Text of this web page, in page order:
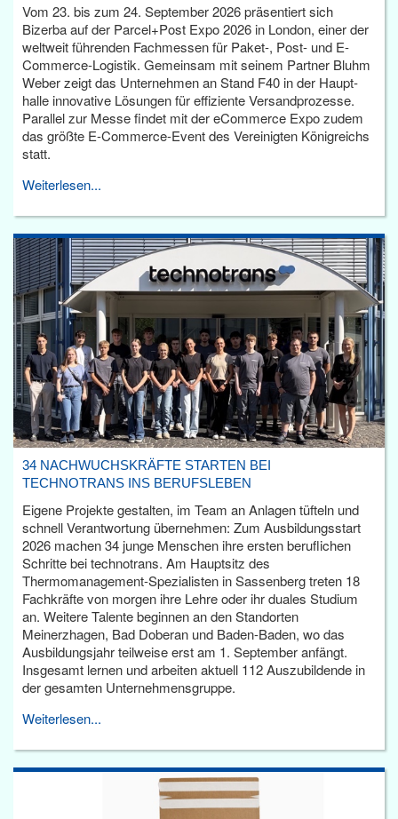
Vom 23. bis zum 24. September 2026 präsentiert sich
Bizerba auf der Parcel+Post Expo 2026 in London, einer der
weltweit führenden Fachmessen für Paket-, Post- und E-
Commerce-Logistik. Gemeinsam mit seinem Partner Bluhm
Weber zeigt das Unternehmen an Stand F40 in der Haupt­
halle innovative Lösungen für effiziente Versandprozesse.
Parallel zur Messe findet mit der eCommerce Expo zudem
das größte E-Commerce-Event des Vereinigten Königreichs
statt.
Weiterlesen...
34 NACHWUCHSKRÄFTE STARTEN BEI
TECHNOTRANS INS BERUFSLEBEN
Eigene Projekte gestalten, im Team an Anlagen tüfteln und
schnell Verantwortung übernehmen: Zum Ausbildungsstart
2026 machen 34 junge Menschen ihre ersten beruflichen
Schritte bei technotrans. Am Hauptsitz des
Thermomanagement-Spezialisten in Sassenberg treten 18
Fachkräfte von morgen ihre Lehre oder ihr duales Studium
an. Weitere Talente beginnen an den Standorten
Meinerzhagen, Bad Doberan und Baden-Baden, wo das
Ausbildungsjahr teilweise erst am 1. September anfängt.
Insgesamt lernen und arbeiten aktuell 112 Auszubildende in
der gesamten Unternehmensgruppe.
Weiterlesen...